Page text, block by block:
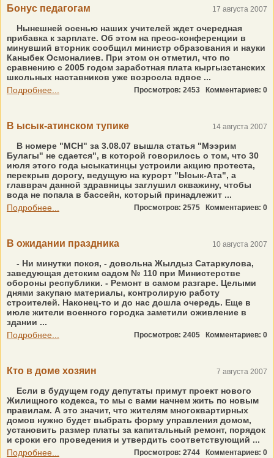
Бонус педагогам 17 августа 2007
Нынешней осенью наших учителей ждет очередная
прибавка к зарплате. Об этом на пресс-конференции в
минувший вторник сообщил министр образования и науки
Каныбек Осмоналиев. При этом он отметил, что по
сравнению с 2005 годом заработная плата кыргызстанских
школьных наставников уже возросла вдвое ...
Подробнее...
Просмотров: 2453 Комментариев: 0
В ысык-атинском тупике 14 августа 2007
В номере "МСН" за 3.08.07 вышла статья "Мээрим
Булагы" не сдается", в которой говорилось о том, что 30
июля этого года ысыкатинцы устроили акцию протеста,
перекрыв дорогу, ведущую на курорт "Ысык-Ата", а
главврач данной здравницы заглушил скважину, чтобы
вода не попала в бассейн, который принадлежит ...
Подробнее...
Просмотров: 2575 Комментариев: 0
В ожидании праздника 10 августа 2007
- Ни минутки покоя, - довольна Жылдыз Сатаркулова,
заведующая детским садом № 110 при Министерстве
обороны республики. - Ремонт в самом разгаре. Целыми
днями закупаю материалы, контролирую работу
строителей. Наконец-то и до нас дошла очередь. Еще в
июле жители военного городка заметили оживление в
здании ...
Подробнее...
Просмотров: 2405 Комментариев: 0
Кто в доме хозяин 7 августа 2007
Если в будущем году депутаты примут проект нового
Жилищного кодекса, то мы с вами начнем жить по новым
правилам. А это значит, что жителям многоквартирных
домов нужно будет выбрать форму управления домом,
установить размер платы за капитальный ремонт, порядок
и сроки его проведения и утвердить соответствующий ...
Подробнее...
Просмотров: 2744 Комментариев: 0